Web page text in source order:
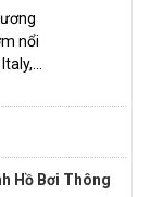
nổi
Hồ Bơi Thông